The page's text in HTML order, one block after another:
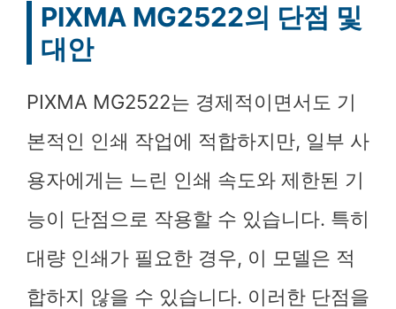
PIXMA MG2522의 단점 및
대안
PIXMA MG2522는 경제적이면서도 기
본적인 인쇄 작업에 적합하지만, 일부 사
용자에게는 느린 인쇄 속도와 제한된 기
능이 단점으로 작용할 수 있습니다. 특히
대량 인쇄가 필요한 경우, 이 모델은 적
합하지 않을 수 있습니다. 이러한 단점을